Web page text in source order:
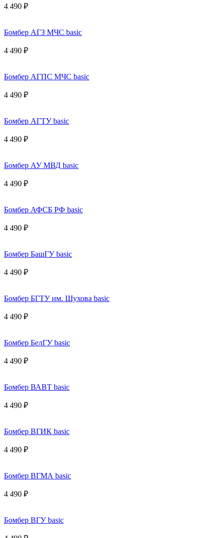
4 490 ₽
Бомбер АГЗ МЧС basic
4 490 ₽
Бомбер АГПС МЧС basic
4 490 ₽
Бомбер АГТУ basic
4 490 ₽
Бомбер АУ МВД basic
4 490 ₽
Бомбер АФСБ РФ basic
4 490 ₽
Бомбер БашГУ basic
4 490 ₽
Бомбер БГТУ им. Шухова basic
4 490 ₽
Бомбер БелГУ basic
4 490 ₽
Бомбер ВАВТ basic
4 490 ₽
Бомбер ВГИК basic
4 490 ₽
Бомбер ВГМА basic
4 490 ₽
Бомбер ВГУ basic